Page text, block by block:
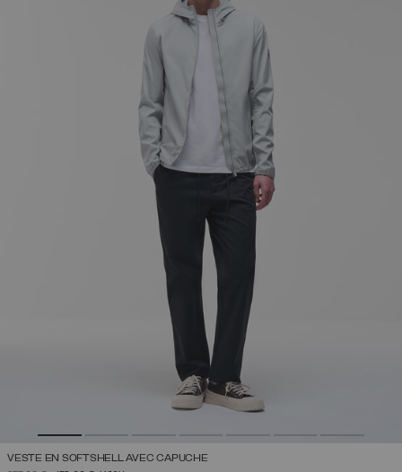
VESTE EN SOFTSHELL AVEC CAPUCHE